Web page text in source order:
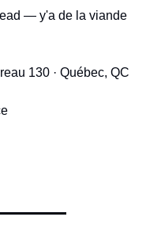
— y'a de la viande
130 · Québec, QC